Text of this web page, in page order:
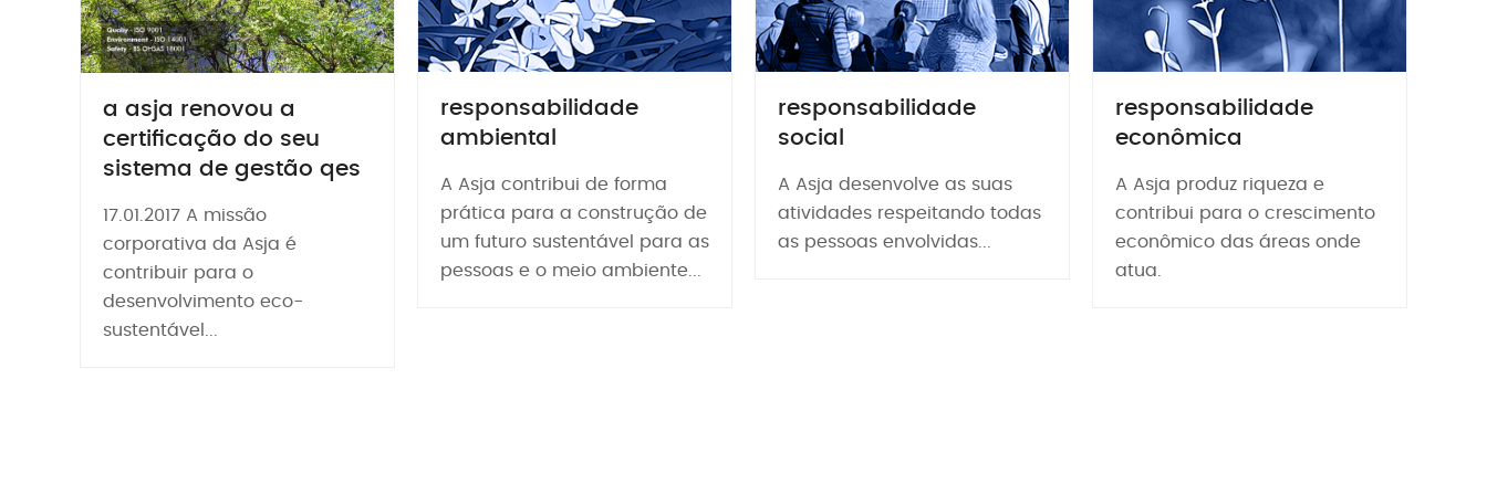
a asja renovou a
certificação do seu
sistema de gestão qes
17.01.2017 A missão
corporativa da Asja é
contribuir para o
desenvolvimento eco-
sustentável...
responsabilidade
ambiental
A Asja contribui de forma
prática para a construção de
um futuro sustentável para as
pessoas e o meio ambiente...
responsabilidade
social
A Asja desenvolve as suas
atividades respeitando todas
as pessoas envolvidas...
responsabilidade
econômica
A Asja produz riqueza e
contribui para o crescimento
econômico das áreas onde
atua.